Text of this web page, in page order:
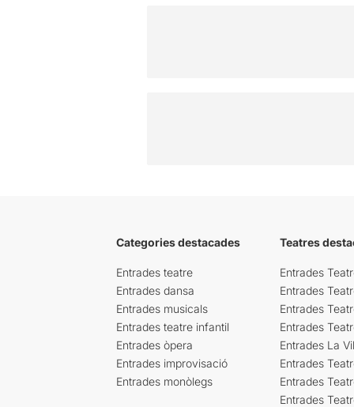
Categories destacades
Entrades teatre
Entrades dansa
Entrades musicals
Entrades teatre infantil
Entrades òpera
Entrades improvisació
Entrades monòlegs
Teatres
Entrades
Entrades
Entrades
Entrades
Entrades La
Entrades
Entrades
Entrades